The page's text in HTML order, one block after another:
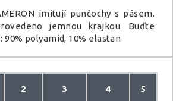
imitují punčochy s pásem.
jemnou krajkou. Buďte
: 90% polyamid, 10% elastan
2 3 4 5